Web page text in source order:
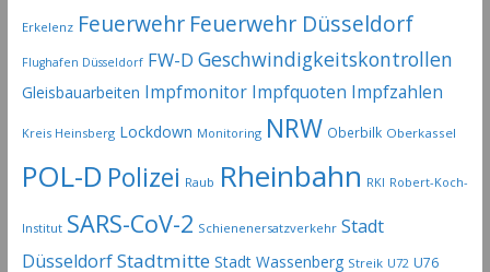
h
i
v
Erkelenz Feuerwehr Feuerwehr Düsseldorf
Flughafen Düsseldorf FW-D Geschwindigkeitskontrollen
Gleisbauarbeiten Impfmonitor Impfquoten Impfzahlen
Kreis Heinsberg Lockdown Monitoring NRW Oberbilk Oberkassel
POL-D Polizei Raub Rheinbahn RKI Robert-Koch-
Institut SARS-CoV-2 Schienenersatzverkehr Stadt
DüsseldorfStadtmitte Stadt Wassenberg Streik U72 U76